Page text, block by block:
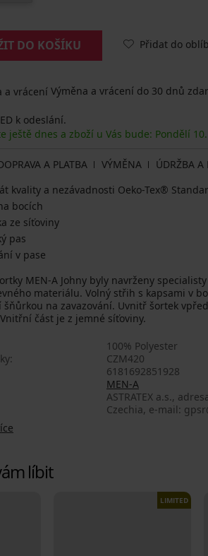
DO KOŠÍKU Přidat do
Výměna a vrácení do 30 dnů
k odeslání.
ještě dnes a zboží u Vás bude: Pondělí
A PLATBA VÝMĚNA ÚDRŽBA A
kvality a nezávadnosti Oeko-Tex®
bocích
ze síťoviny
pas
v pase
MEN-A Johny byly navrženy
materiálu. Volný střih s kapsami v
šňůrkou na zavazování. Uvnitř šortek
část je z jemné síťoviny.
100% Polyester
CZM420
6181692851928
MEN-A
ASTRATEX a.s.,
Czechia, e-mail:
líbit
LIMITED